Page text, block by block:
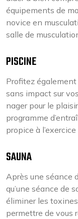
équipements de
novice en
salle de
PISCINE
Profitez
sans impact sur
nager pour le
programme
propice à
SAUNA
Après une séance
qu’une séance de
éliminer les
permettre de vous